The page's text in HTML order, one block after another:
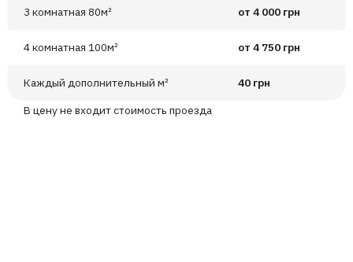
3 комнатная 80м² от 4 000 грн
4 комнатная 100м² от 4 750 грн
Каждый дополнительный м²
40 грн
В цену не входит стоимость проезда